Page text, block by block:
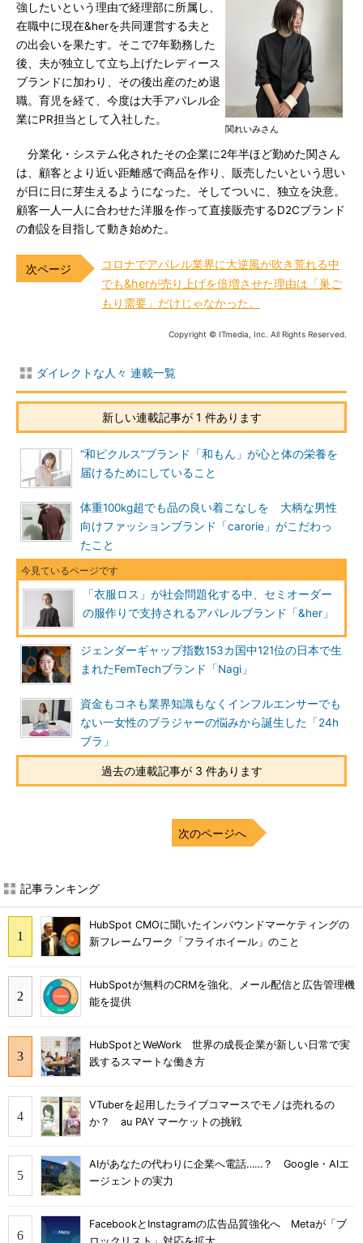
関れいみさん
強したいという理由で経理部に所属し、
在職中に現在&herを共同運営する夫と
の出会いを果たす。そこで7年勤務した
後、夫が独立して立ち上げたレディース
ブランドに加わり、その後出産のため退
職。育児を経て、今度は大手アパレル企
業にPR担当として入社した。
分業化・システム化されたその企業に2年半ほど勤めた関さん
は、顧客とより近い距離感で商品を作り、販売したいという思い
が日に日に芽生えるようになった。そしてついに、独立を決意。
顧客一人一人に合わせた洋服を作って直接販売するD2Cブランド
の創設を目指して動き始めた。
コロナでアパレル業界に大逆風が吹き荒れる中
でも&herが売り上げを倍増させた理由は「巣ご
もり需要」だけじゃなかった。
Copyright © ITmedia, Inc. All Rights Reserved.
ダイレクトな人々 連載一覧
新しい連載記事が 1 件あります
“和ピクルス”ブランド「和もん」が心と体の栄養を
届けるためにしていること
体重100kg超でも品の良い着こなしを 大柄な男性
向けファッションブランド「carorie」がこだわっ
たこと
「衣服ロス」が社会問題化する中、セミオーダー
の服作りで支持されるアパレルブランド「&her」
ジェンダーギャップ指数153カ国中121位の日本で生
まれたFemTechブランド「Nagi」
資金もコネも業界知識もなくインフルエンサーでも
ない一女性のブラジャーの悩みから誕生した「24h
ブラ」
過去の連載記事が 3 件あります
次のページへ
記事ランキング
HubSpot CMOに聞いたインバウンドマーケティングの
新フレームワーク「フライホイール」のこと
HubSpotが無料のCRMを強化、メール配信と広告管理機
能を提供
HubSpotとWeWork 世界の成長企業が新しい日常で実
践するスマートな働き方
VTuberを起用したライブコマースでモノは売れるの
か？ au PAY マーケットの挑戦
AIがあなたの代わりに企業へ電話……？ Google・AIエ
ージェントの実力
FacebookとInstagramの広告品質強化へ Metaが「ブ